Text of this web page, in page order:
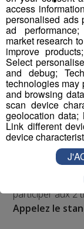
sorties en
Déstination
Deux rendez-
Radio Mont
Déstination été !
Nous vous
bon choix entre
entrées pour
Inscription
participer aux 2
Appelez le
access
personalised ads
ad
market research
improve
Select
and debug;
technologies may
and browsing
scan device
geolocation data;
Link different
device